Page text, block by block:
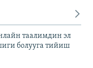
таалимдин эл
болууга тийиш